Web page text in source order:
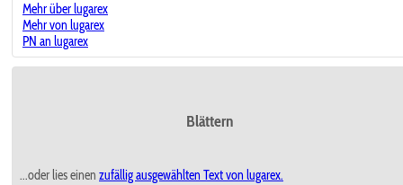
Mehr über lugarex
Mehr von lugarex
PN an lugarex
Blättern
...oder lies einen zufällig ausgewählten Text von lugarex.